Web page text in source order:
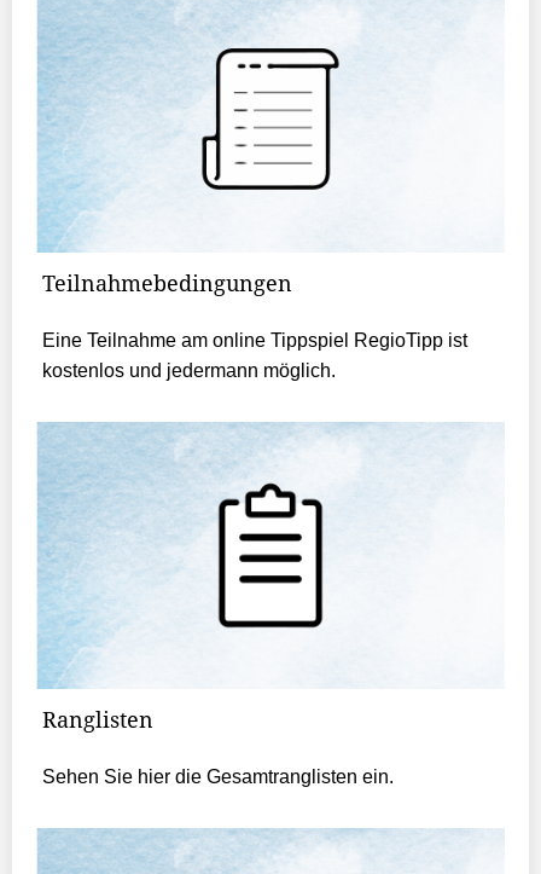
Teilnahmebedingungen
Eine Teilnahme am online Tippspiel RegioTipp ist
kostenlos und jedermann möglich.
Ranglisten
Sehen Sie hier die Gesamtranglisten ein.